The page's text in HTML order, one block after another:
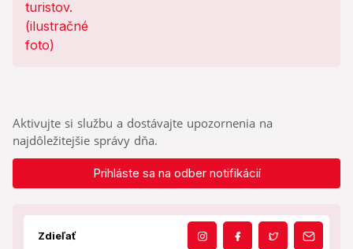
Aktivujte si službu a dostávajte upozornenia na
najdôležitejšie správy dňa.
Prihláste sa na odber notifikácií
Zdieľať